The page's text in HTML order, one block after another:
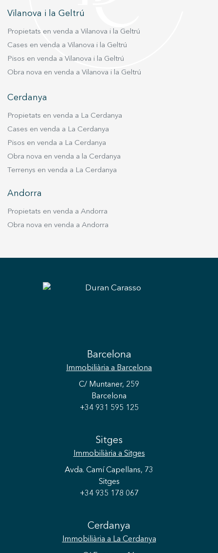
Vilanova i la Geltrú
Propietats en venda a Vilanova i la Geltrú
Cases en venda a Vilanova i la Geltrú
Pisos en venda a Vilanova i la Geltrú
Obra nova en venda a Vilanova i la Geltrú
Cerdanya
Propietats en venda a La Cerdanya
Cases en venda a La Cerdanya
Pisos en venda a La Cerdanya
Obra nova en venda a la Cerdanya
Terrenys en venda a La Cerdanya
Andorra
Propietats en venda a Andorra
Obra nova en venda a Andorra
Barcelona
Immobiliària a Barcelona
C/ Muntaner, 259
Barcelona
+34 931 595 125
Sitges
Immobiliària a Sitges
Avda. Camí Capellans, 73
Sitges
+34 935 178 067
Cerdanya
Immobiliària a La Cerdanya